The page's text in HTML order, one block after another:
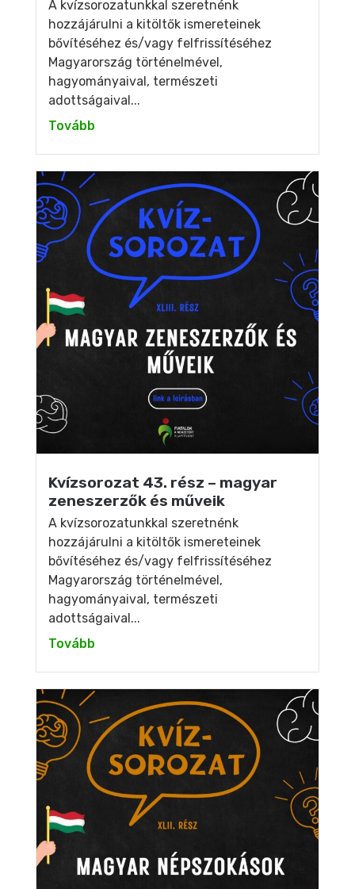
A kvízsorozatunkkal szeretnénk
hozzájárulni a kitöltők ismereteinek
bővítéséhez és/vagy felfrissítéséhez
Magyarország történelmével,
hagyományaival, természeti
adottságaival...
Tovább
Kvízsorozat 43. rész – magyar
zeneszerzők és műveik
A kvízsorozatunkkal szeretnénk
hozzájárulni a kitöltők ismereteinek
bővítéséhez és/vagy felfrissítéséhez
Magyarország történelmével,
hagyományaival, természeti
adottságaival...
Tovább